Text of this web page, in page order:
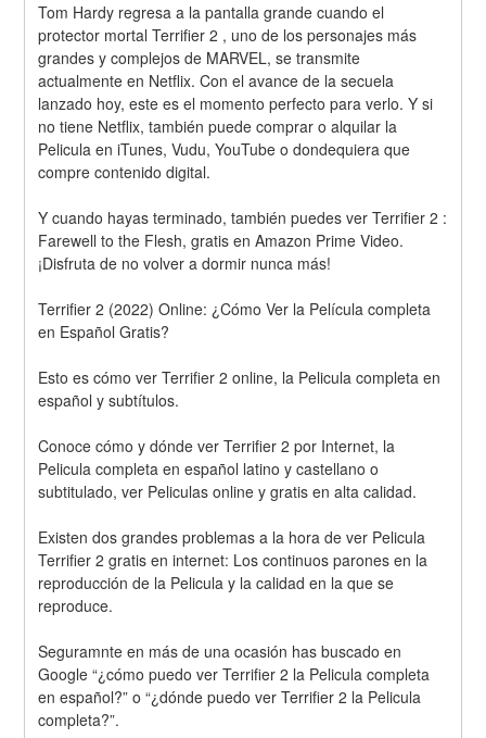
Tom Hardy regresa a la pantalla grande cuando el
protector mortal Terrifier 2 , uno de los personajes más
grandes y complejos de MARVEL, se transmite
actualmente en Netflix. Con el avance de la secuela
lanzado hoy, este es el momento perfecto para verlo. Y si
no tiene Netflix, también puede comprar o alquilar la
Pelicula en iTunes, Vudu, YouTube o dondequiera que
compre contenido digital.
Y cuando hayas terminado, también puedes ver Terrifier 2 :
Farewell to the Flesh, gratis en Amazon Prime Video.
¡Disfruta de no volver a dormir nunca más!
Terrifier 2 (2022) Online: ¿Cómo Ver la Película completa
en Español Gratis?
Esto es cómo ver Terrifier 2 online, la Pelicula completa en
español y subtítulos.
Conoce cómo y dónde ver Terrifier 2 por Internet, la
Pelicula completa en español latino y castellano o
subtitulado, ver Peliculas online y gratis en alta calidad.
Existen dos grandes problemas a la hora de ver Pelicula
Terrifier 2 gratis en internet: Los continuos parones en la
reproducción de la Pelicula y la calidad en la que se
reproduce.
Seguramnte en más de una ocasión has buscado en
Google “¿cómo puedo ver Terrifier 2 la Pelicula completa
en español?” o “¿dónde puedo ver Terrifier 2 la Pelicula
completa?”.